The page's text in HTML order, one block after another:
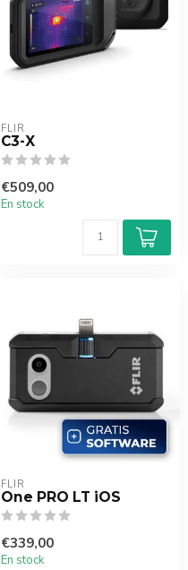
FLIR
C3-X
€509,00
En stock
FLIR
One PRO LT iOS
€339,00
En stock